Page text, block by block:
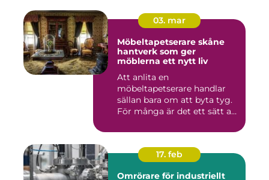
03. mar
Möbeltapetserare skåne
hantverk som ger
möblerna ett nytt liv
Att anlita en
möbeltapetserare handlar
sällan bara om att byta tyg.
För många är det ett sätt att
17. feb
Omrörare för industriellt